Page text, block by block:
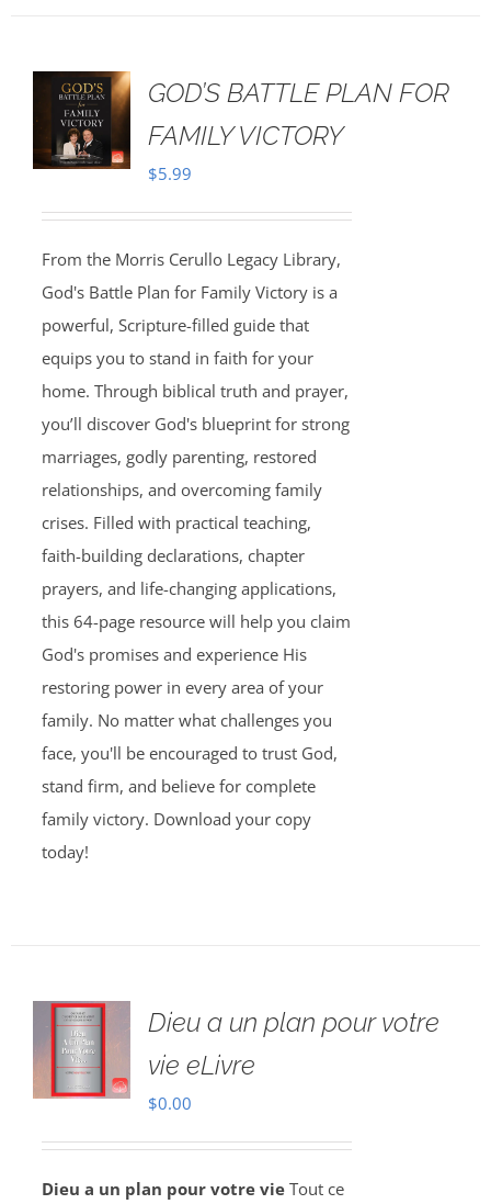
GOD’S BATTLE PLAN FOR
FAMILY VICTORY
$5.99
From the Morris Cerullo Legacy Library,
God's Battle Plan for Family Victory is a
powerful, Scripture-filled guide that
equips you to stand in faith for your
home. Through biblical truth and prayer,
you’ll discover God's blueprint for strong
marriages, godly parenting, restored
relationships, and overcoming family
crises. Filled with practical teaching,
faith-building declarations, chapter
prayers, and life-changing applications,
this 64-page resource will help you claim
God's promises and experience His
restoring power in every area of your
family. No matter what challenges you
face, you'll be encouraged to trust God,
stand firm, and believe for complete
family victory. Download your copy
today!
Dieu a un plan pour votre
vie eLivre
$0.00
Dieu a un plan pour votre vie Tout ce